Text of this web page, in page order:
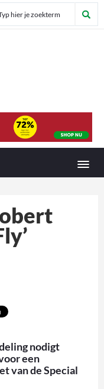
nodigt
een
van de Special